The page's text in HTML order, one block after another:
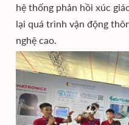
hệ thống phản hồi xúc
lại quá trình vận động
nghệ cao.